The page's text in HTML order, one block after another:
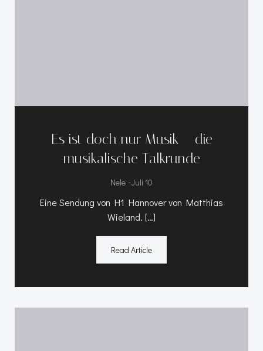
Es ist doch nur Musik – die
musikalische Talkrunde
Nele -Juli 10
Eine Sendung von H1 Hannover von Matthias
Wieland. […]
Read Article